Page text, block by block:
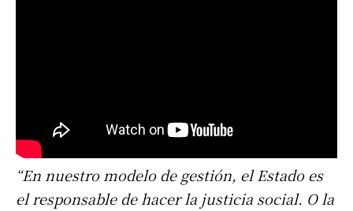
“En nuestro modelo de gestión, el Estado es
el responsable de hacer la justicia social. O la